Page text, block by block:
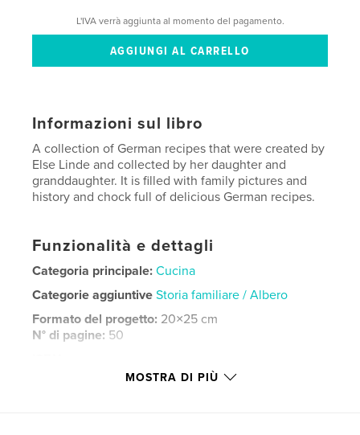
L'IVA verrà aggiunta al momento del pagamento.
Informazioni sul libro
A collection of German recipes that were created by
Else Linde and collected by her daughter and
granddaughter. It is filled with family pictures and
history and chock full of delicious German recipes.
Funzionalità e dettagli
Categoria principale: Cucina
Categorie aggiuntive Storia familiare / Albero
Formato del progetto: 20×25 cm
N° di pagine: 50
Copertina morbida: 9780368143212
MOSTRA DI PIÙ